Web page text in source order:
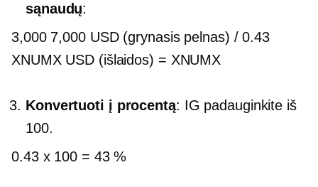
sąnaudų:
3,000 7,000 USD (grynasis pelnas) / 0.43
XNUMX USD (išlaidos) = XNUMX
Konvertuoti į procentą: IG padauginkite iš
100.
0.43 x 100 = 43 %